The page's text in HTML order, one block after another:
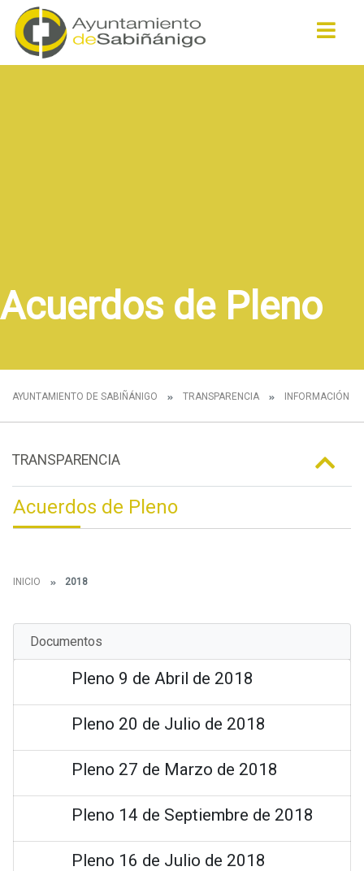
Acuerdos de Pleno
AYUNTAMIENTO DE SABIÑÁNIGO TRANSPARENCIA INFORMACIÓN
TRANSPARENCIA
Acuerdos de Pleno
INICIO 2018
Documentos
Pleno 9 de Abril de 2018
Pleno 20 de Julio de 2018
Pleno 27 de Marzo de 2018
Pleno 14 de Septiembre de 2018
Pleno 16 de Julio de 2018